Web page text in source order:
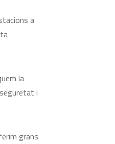
a
la
i
grans